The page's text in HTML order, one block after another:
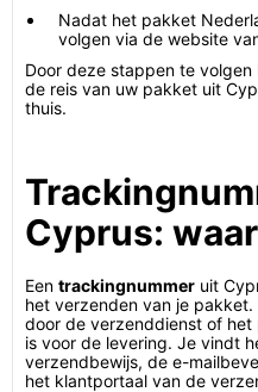
Nadat het pakket
volgen via de website
Door deze stappen te
de reis van uw pakket uit
thuis.
Cyprus:
Een trackingnummer uit
het verzenden van je
door de verzenddienst of
is voor de levering. Je vindt
verzendbewijs, de e-
het klantportaal van de